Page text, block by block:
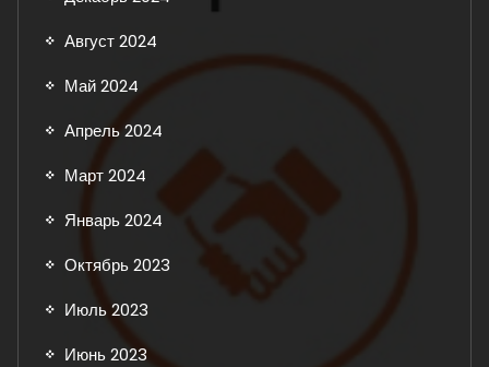
Август 2024
Май 2024
Апрель 2024
Март 2024
Январь 2024
Октябрь 2023
Июль 2023
Июнь 2023